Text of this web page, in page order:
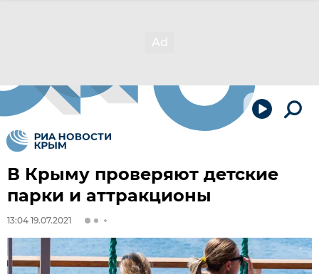
В Крыму проверяют детские
парки и аттракционы
13:04 19.07.2021